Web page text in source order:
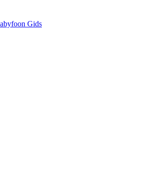
Gids